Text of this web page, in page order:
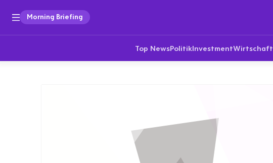
Morning Briefing
Top NewsPolitikInvestmentWirtschaft